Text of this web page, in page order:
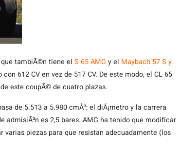
que tambiÃ©n tiene el S 65 AMG y el Maybach 57 S y
612 CV en vez de 517 CV. De este modo, el CL 65
de este coupÃ© de cuatro plazas.
de 5.513 a 5.980 cmÂ³; el diÃ¡metro y la carrera
admisiÃ³n es 2,5 bares. AMG ha tenido que modificar
piezas para que resistan adecuadamente (los